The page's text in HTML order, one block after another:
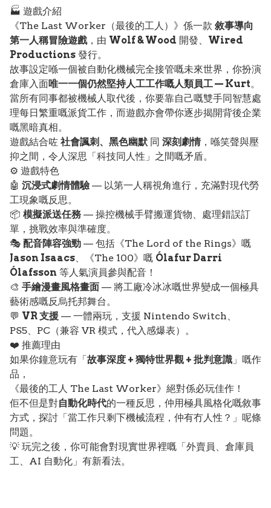
🏭 遊戲介紹
《The Last Worker（最後的工人）》係一款 敘事導向
第一人稱冒險遊戲，由 Wolf & Wood 開發、 Wired
Productions 發行。
故事設定喺一個被自動化機械完全接管嘅未來世界，你扮演
倉庫入面唯一一個仍然堅持人工工作嘅人類員工 — Kurt。
當所有同事都被機械人取代後，你要靠自己嘅雙手同智慧處
理每日繁重嘅派貨工作，而遊戲亦會帶你逐步揭開背後企業
嘅黑暗真相。
遊戲結合咗 社會諷刺、黑色幽默 同 深刻劇情，喺笑聲與壓
抑之間，令人深思「科技同人性」之間嘅矛盾。
⚙️ 遊戲特色
🤖 沉浸式劇情體驗 — 以第一人稱視角進行，充滿對現代勞
工現象嘅反思。
📦 模擬派送任務 — 操控機械手臂搬運貨物、處理錯誤訂
單，挑戰效率與準確度。
🎭 配音陣容強勁 — 包括《The Lord of the Rings》嘅
Jason Isaacs、《The 100》嘅 Ólafur Darri
Ólafsson 等人氣演員參與配音！
🎨 手繪漫畫風格畫面 — 將工廠冷冰冰嘅世界變成一個極具
藝術感嘅反烏托邦舞台。
💬 VR 支援 — 一體兩玩，支援 Nintendo Switch、
PS5、PC（兼容 VR 模式，代入感爆表）。
❤️ 推薦理由
如果你鐘意玩有「故事深度 + 獨特世界觀 + 批判意識 」嘅作
品，
《最後的工人 The Last Worker》絕對係必玩佳作！
佢不但是對自動化時代的一種反思，仲用極具風格化嘅敘事
方式，探討「當工作只剩下機械流程，仲有冇人性？」呢條
問題。
💡 玩完之後，你可能會對現實世界裡嘅「外賣員、倉庫員
工、AI 自動化」有新看法。